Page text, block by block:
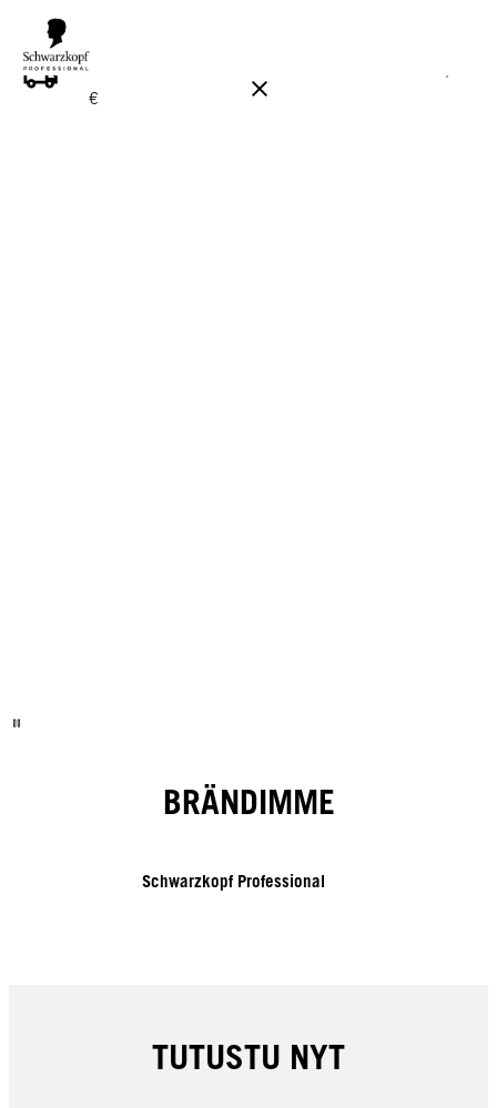
ILMAINEN TOIMITUS YLI 160 € TILAUKSIIN!
€
BRÄNDIMME
Schwarzkopf Professional
TUTUSTU NYT